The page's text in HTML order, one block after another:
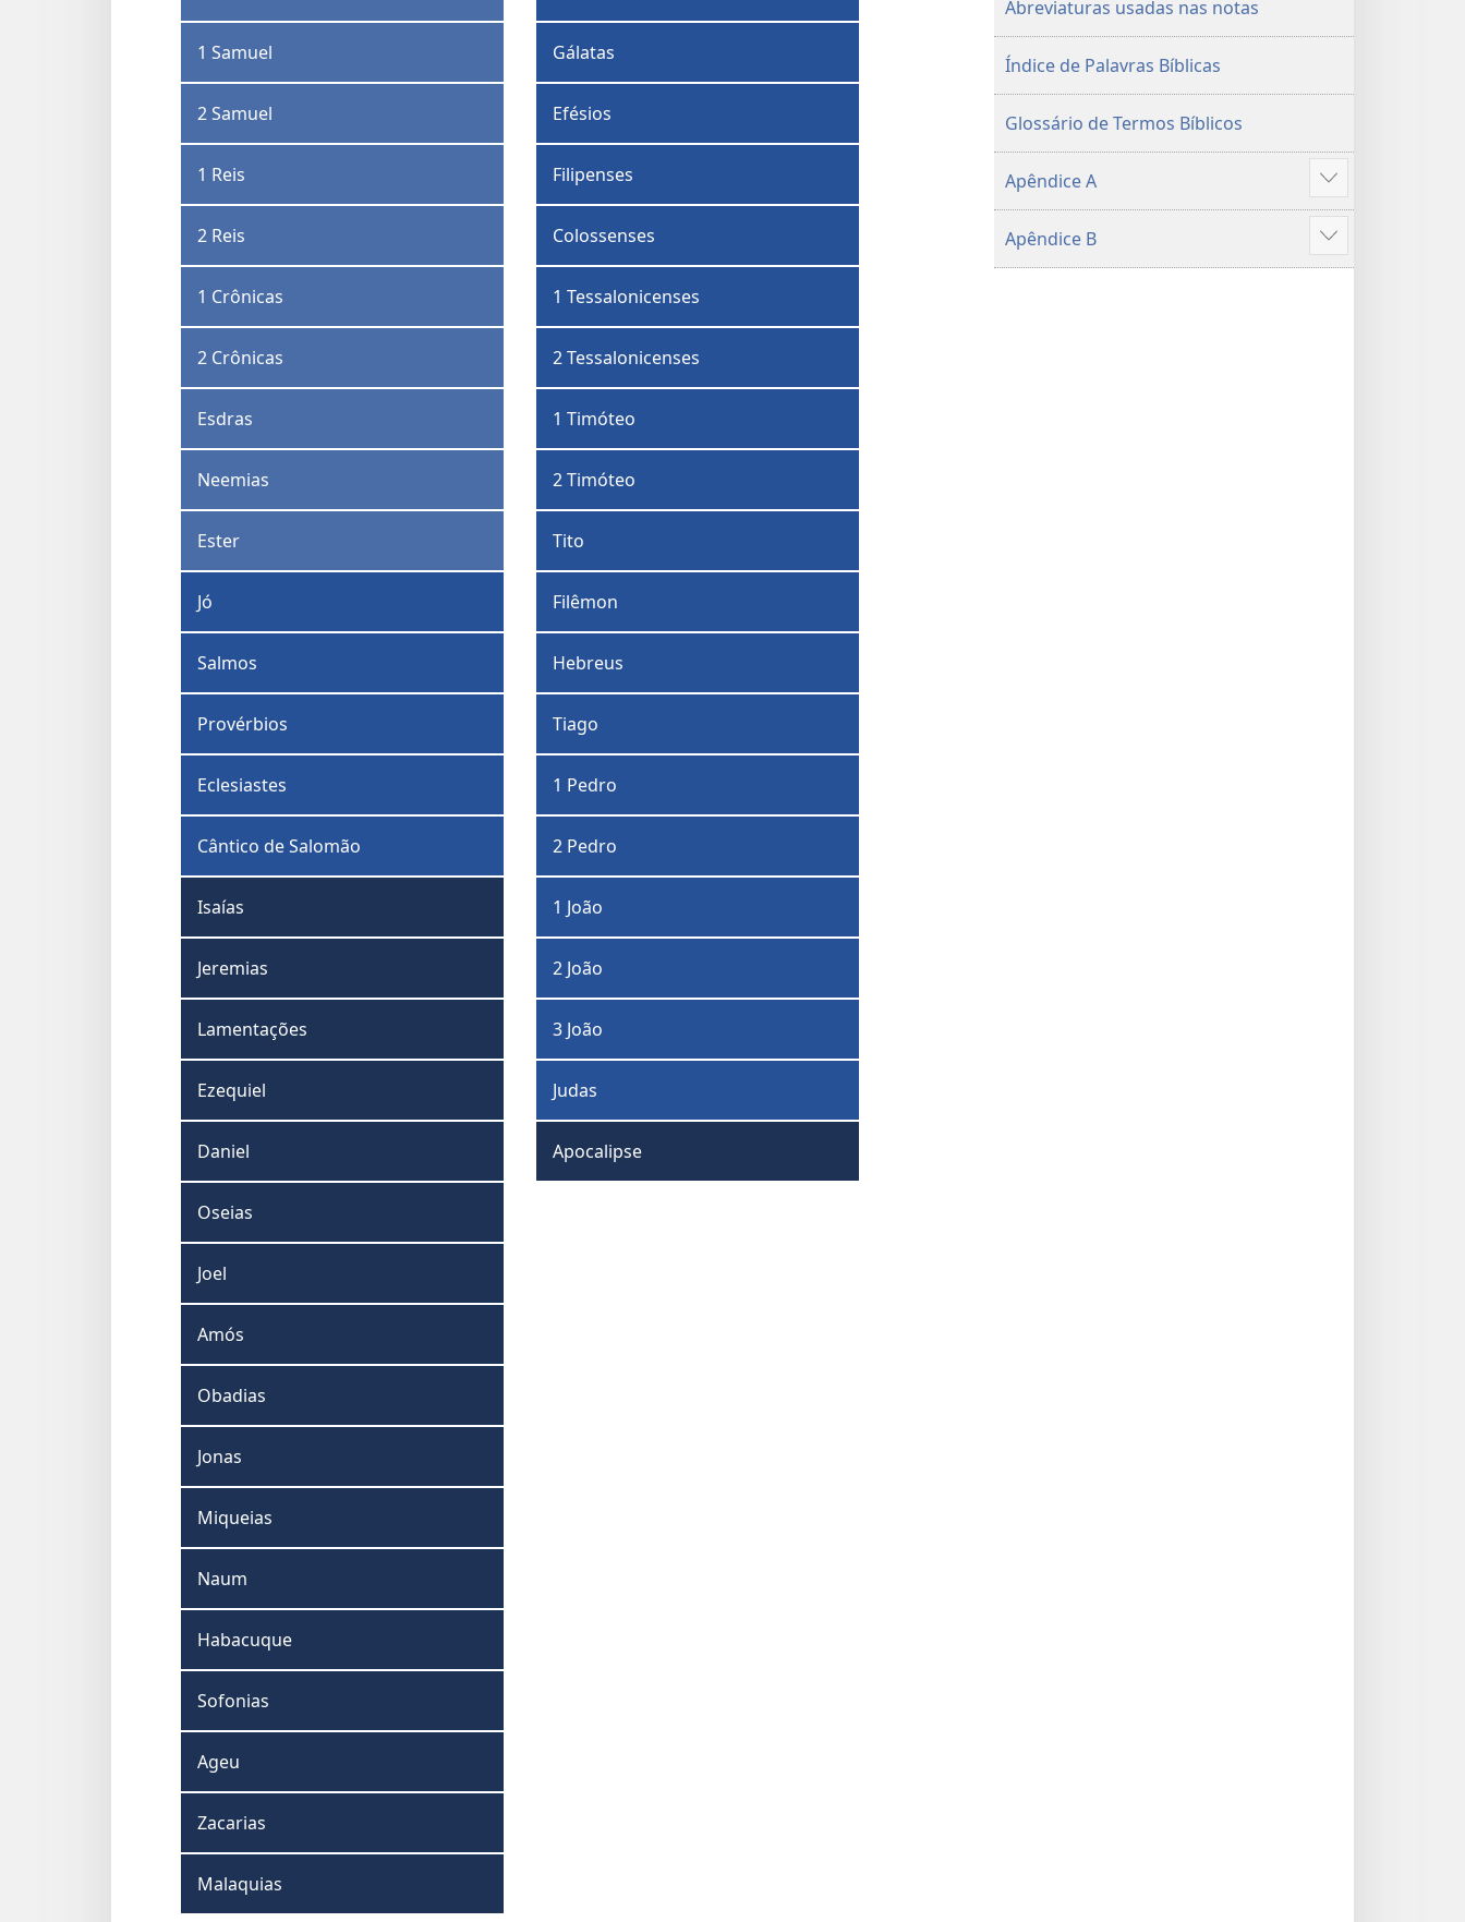
1 Samuel
2 Samuel
1 Reis
2 Reis
1 Crônicas
2 Crônicas
Esdras
Neemias
Ester
Jó
Salmos
Provérbios
Eclesiastes
Cântico de Salomão
Isaías
Jeremias
Lamentações
Ezequiel
Daniel
Oseias
Joel
Amós
Obadias
Jonas
Miqueias
Naum
Habacuque
Sofonias
Ageu
Zacarias
Malaquias
Gálatas
Efésios
Filipenses
Colossenses
1 Tessalonicenses
2 Tessalonicenses
1 Timóteo
2 Timóteo
Tito
Filêmon
Hebreus
Tiago
1 Pedro
2 Pedro
1 João
2 João
3 João
Judas
Apocalipse
Abreviaturas usadas nas notas
Índice de Palavras Bíblicas
Glossário de Termos Bíblicos
Apêndice A
Mostrar
mais
Apêndice B
Mostrar
mais